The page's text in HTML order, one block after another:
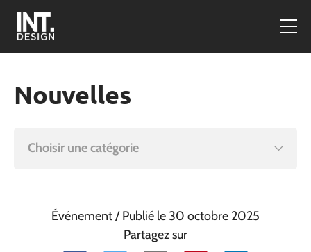
Nouvelles
Choisir une catégorie
Événement/ Publié le 30 octobre 2025
Partagez sur